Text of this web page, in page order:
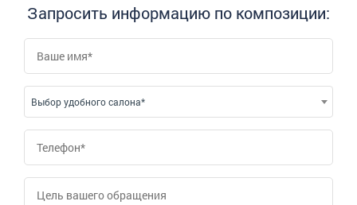
Запросить информацию по композиции:
Выбор удобного салона*